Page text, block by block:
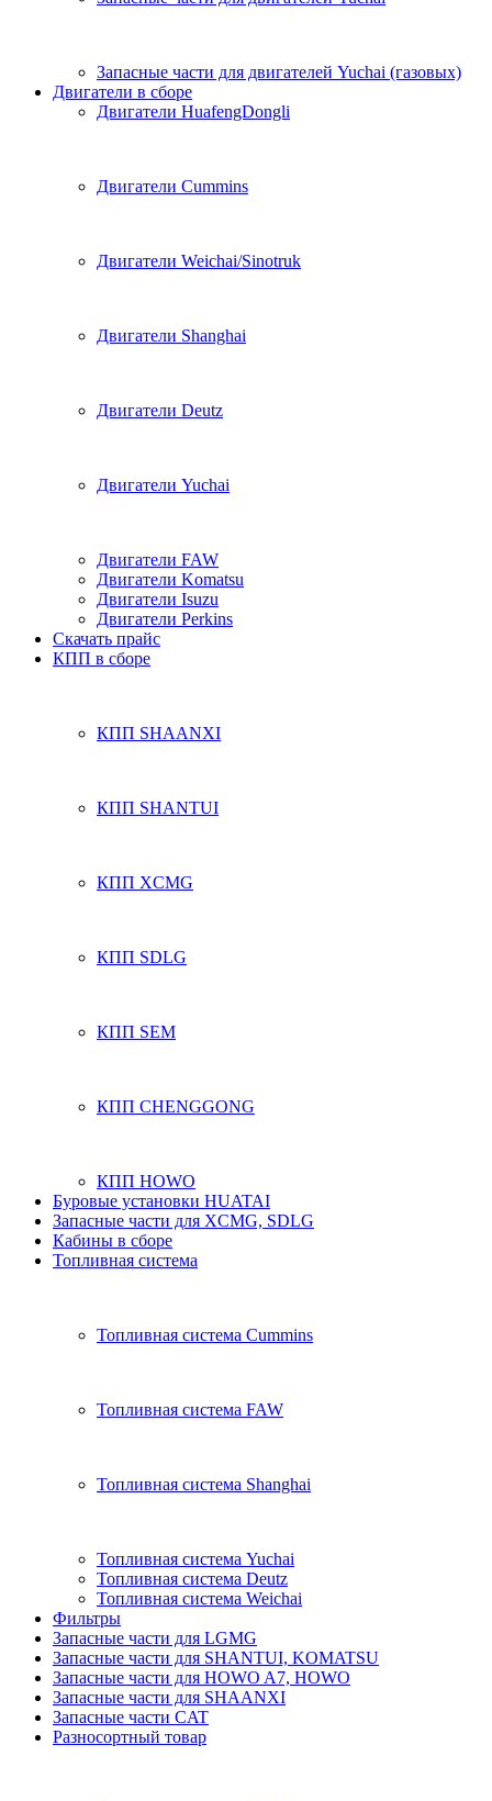
Запасные части для двигателей Yuchai (газовых)
Двигатели в сборе
Двигатели HuafengDongli
Двигатели Cummins
Двигатели Weichai/Sinotruk
Двигатели Shanghai
Двигатели Deutz
Двигатели Yuchai
Двигатели FAW
Двигатели Komatsu
Двигатели Isuzu
Двигатели Perkins
Скачать прайс
КПП в сборе
КПП SHAANXI
КПП SHANTUI
КПП XCMG
КПП SDLG
КПП SEM
КПП CHENGGONG
КПП HOWO
Буровые установки HUATAI
Запасные части для XCMG, SDLG
Кабины в сборе
Топливная система
Топливная система Cummins
Топливная система FAW
Топливная система Shanghai
Топливная система Yuchai
Топливная система Deutz
Топливная система Weichai
Фильтры
Запасные части для LGMG
Запасные части для SHANTUI, KOMATSU
Запасные части для HOWO A7, HOWO
Запасные части для SHAANXI
Запасные части CAT
Разносортный товар